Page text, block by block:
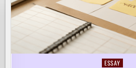
Posted
ESSAY